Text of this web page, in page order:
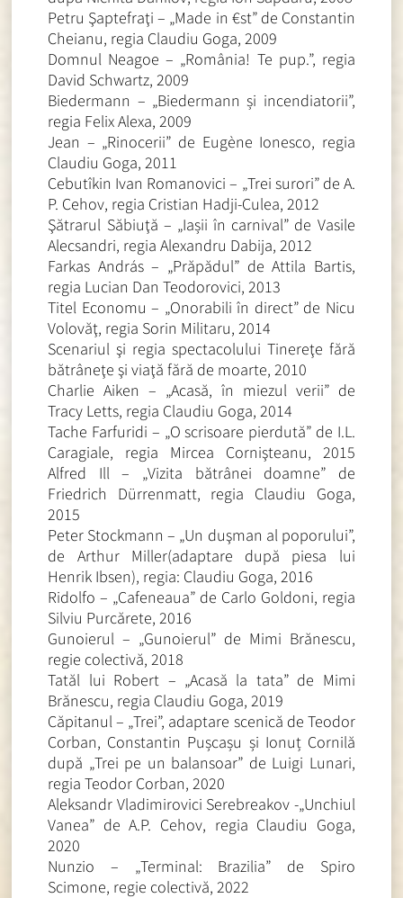
Petru Şaptefraţi – „Made in €st” de Constantin
Cheianu, regia Claudiu Goga, 2009
Domnul Neagoe – „România! Te pup.”, regia
David Schwartz, 2009
Biedermann – „Biedermann și incendiatorii”,
regia Felix Alexa, 2009
Jean – „Rinocerii” de Eugène Ionesco, regia
Claudiu Goga, 2011
Cebutîkin Ivan Romanovici – „Trei surori” de A.
P. Cehov, regia Cristian Hadji-Culea, 2012
Şătrarul Săbiuţă – „Iașii în carnival” de Vasile
Alecsandri, regia Alexandru Dabija, 2012
Farkas András – „Prăpădul” de Attila Bartis,
regia Lucian Dan Teodorovici, 2013
Titel Economu – „Onorabili în direct” de Nicu
Volovăţ, regia Sorin Militaru, 2014
Scenariul şi regia spectacolului Tinereţe fără
bătrâneţe şi viaţă fără de moarte, 2010
Charlie Aiken – „Acasă, în miezul verii” de
Tracy Letts, regia Claudiu Goga, 2014
Tache Farfuridi – „O scrisoare pierdută” de I.L.
Caragiale, regia Mircea Cornişteanu, 2015
Alfred Ill – „Vizita bătrânei doamne” de
Friedrich Dürrenmatt, regia Claudiu Goga,
2015
Peter Stockmann – „Un duşman al poporului”,
de Arthur Miller(adaptare după piesa lui
Henrik Ibsen), regia: Claudiu Goga, 2016
Ridolfo – „Cafeneaua” de Carlo Goldoni, regia
Silviu Purcărete, 2016
Gunoierul – „Gunoierul” de Mimi Brănescu,
regie colectivă, 2018
Tatăl lui Robert – „Acasă la tata” de Mimi
Brănescu, regia Claudiu Goga, 2019
Căpitanul – „Trei”, adaptare scenică de Teodor
Corban, Constantin Pușcașu și Ionuț Cornilă
după „Trei pe un balansoar” de Luigi Lunari,
regia Teodor Corban, 2020
Aleksandr Vladimirovici Serebreakov -„Unchiul
Vanea” de A.P. Cehov, regia Claudiu Goga,
2020
Nunzio – „Terminal: Brazilia” de Spiro
Scimone, regie colectivă, 2022